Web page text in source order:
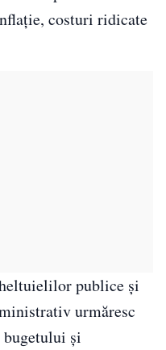
costuri ridicate
publice și
urmăresc
și